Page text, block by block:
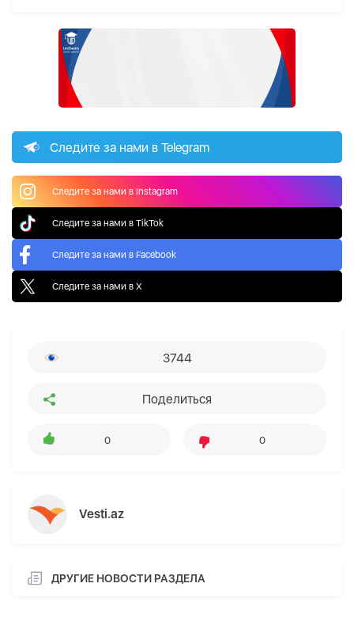
Следите за нами в Telegram
Следите за нами в Instagram
Следите за нами в TikTok
Следите за нами в Facebook
Следите за нами в X
3744
Поделиться
0 0
Vesti.az
ДРУГИЕ НОВОСТИ РАЗДЕЛА